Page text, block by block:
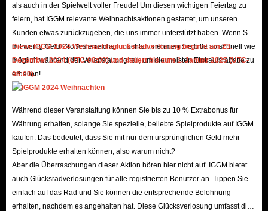
order of your order as quickly as possible, allowing you to seamlessly
Trust Endorsement, Safe and Reliable
IGGM is a long-established store that has earned the trust of countless users
with its stable and reliable service and secure shopping environment. We
Discord, with users even spontaneously promoting us - a testament to our
excellent reputation! If you still have doubts, you can check out IGGM's
genuine reviews on Trustpilot and the Google Play Store. Currently, over
150k reviews and a 4.8 star rating demonstrate that we are not a fraudulent
website.
In addition, to ensure you can successfully buy Migo Live in-app coins,
als auch in der Spielwelt voller Freude! Um diesen wichtigen Feiertag zu
feiern, hat IGGM relevante Weihnachtsaktionen gestartet, um unseren
Kunden etwas zurückzugeben, die uns immer unterstützt haben. Wenn Sie
mit wenig Geld Großes erreichen möchten, nehmen Sie bitte so schnell wie
möglich während der Veranstaltung teil, um die meisten Einkaufsrabatte zu
erhalten!
Diese IGGM 2024 Weihnachtsglücksradverlosung beginnt am 23.
Dezember 2024 (UTC-08:00) und dauert bis zum 1. Januar 2025 (UTC-
08:00).
Während dieser Veranstaltung können Sie bis zu 10 % Extrabonus für
Währung erhalten, solange Sie spezielle, beliebte Spielprodukte auf IGGM
kaufen. Das bedeutet, dass Sie mit nur dem ursprünglichen Geld mehr
Spielprodukte erhalten können, also warum nicht?
Aber die Überraschungen dieser Aktion hören hier nicht auf. IGGM bietet
auch Glücksradverlosungen für alle registrierten Benutzer an. Tippen Sie
einfach auf das Rad und Sie können die entsprechende Belohnung
erhalten, nachdem es angehalten hat. Diese Glücksverlosung umfasst die